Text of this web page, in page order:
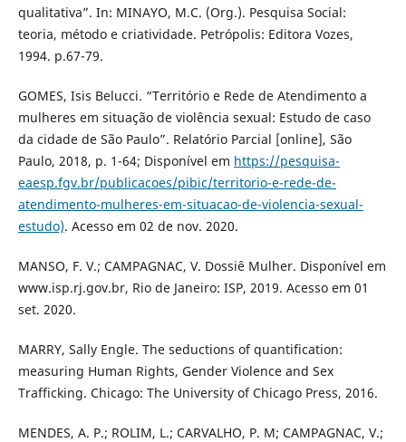
qualitativa”. In: MINAYO, M.C. (Org.). Pesquisa Social:
teoria, método e criatividade. Petrópolis: Editora Vozes,
1994. p.67-79.
GOMES, Isis Belucci. “Território e Rede de Atendimento a
mulheres em situação de violência sexual: Estudo de caso
da cidade de São Paulo”. Relatório Parcial [online], São
Paulo, 2018, p. 1-64; Disponível em https://pesquisa-
eaesp.fgv.br/publicacoes/pibic/territorio-e-rede-de-
atendimento-mulheres-em-situacao-de-violencia-sexual-
estudo). Acesso em 02 de nov. 2020.
MANSO, F. V.; CAMPAGNAC, V. Dossiê Mulher. Disponível em
www.isp.rj.gov.br, Rio de Janeiro: ISP, 2019. Acesso em 01
set. 2020.
MARRY, Sally Engle. The seductions of quantification:
measuring Human Rights, Gender Violence and Sex
Trafficking. Chicago: The University of Chicago Press, 2016.
MENDES, A. P.; ROLIM, L.; CARVALHO, P. M; CAMPAGNAC, V.;